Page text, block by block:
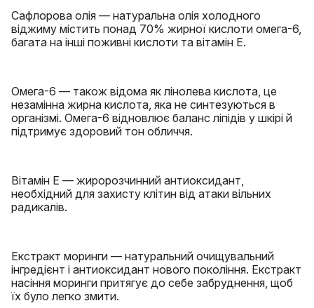
Сафлорова олія — натуральна олія холодного
віджиму містить понад 70% жирної кислоти омега-6,
багата на інші поживні кислоти та вітамін Е.
Омега-6 — також відома як лінолева кислота, це
незамінна жирна кислота, яка не синтезуються в
організмі. Омега-6 відновлює баланс ліпідів у шкірі й
підтримує здоровий тон обличчя.
Вітамін Е — жиророзчинний антиоксидант,
необхідний для захисту клітин від атаки вільних
радикалів.
Екстракт моринги — натуральний очищувальний
інгредієнт і антиоксидант нового покоління. Екстракт
насіння моринги притягує до себе забруднення, щоб
їх було легко змити.